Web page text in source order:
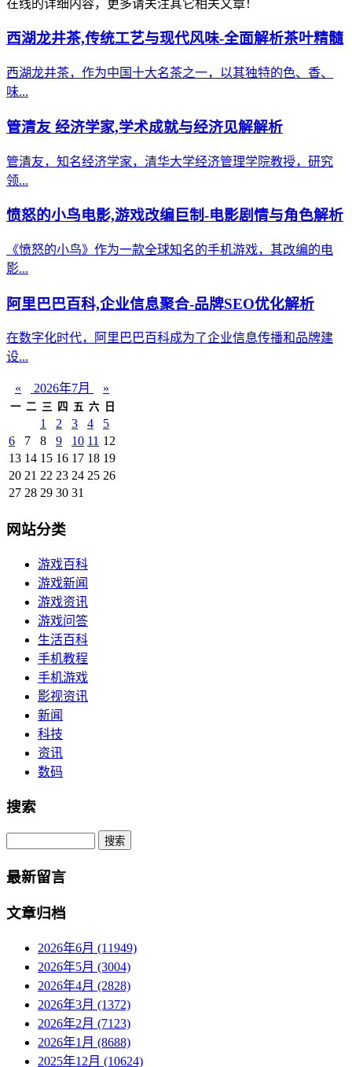
在线的详细内容，更多请关注其它相关文章！
西湖龙井茶,传统工艺与现代风味-全面解析茶叶精髓
西湖龙井茶，作为中国十大名茶之一，以其独特的色、香、
味...
管清友 经济学家,学术成就与经济见解解析
管清友，知名经济学家，清华大学经济管理学院教授，研究
领...
愤怒的小鸟电影,游戏改编巨制-电影剧情与角色解析
《愤怒的小鸟》作为一款全球知名的手机游戏，其改编的电
影...
阿里巴巴百科,企业信息聚合-品牌SEO优化解析
在数字化时代，阿里巴巴百科成为了企业信息传播和品牌建
设...
« 2026年7月 »
一 二 三 四 五 六 日
1 2 3 4
5
6
7 8 9 10 11 12
13 14 15 16 17 18 19
20 21 22 23 24 25 26
27 28 29 30 31
网站分类
游戏百科
游戏新闻
游戏资讯
游戏问答
生活百科
手机教程
手机游戏
影视资讯
新闻
科技
资讯
数码
搜索
Search
最新留言
文章归档
2026年6月 (11949)
2026年5月 (3004)
2026年4月 (2828)
2026年3月 (1372)
2026年2月 (7123)
2026年1月 (8688)
2025年12月 (10624)